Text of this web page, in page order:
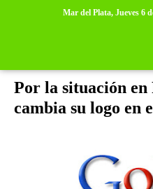
Mar del Plata, Jueves 6
Por la situación en
cambia su logo en